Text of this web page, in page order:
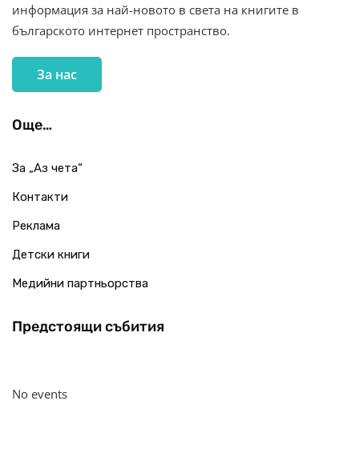
информация за най-новото в света на книгите в
българското интернет пространство.
За нас
Още…
За „Аз чета“
Контакти
Реклама
Детски книги
Медийни партньорства
Предстоящи събития
No events